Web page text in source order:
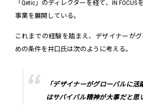
「Qetic」のディレクターを経て、IN
事業を展開している。
これまでの経験を踏まえ、デザイナーが
めの条件を井口氏は次のように考える。
「デザイナーがグローバルに活
はサバイバル精神が大事だと思